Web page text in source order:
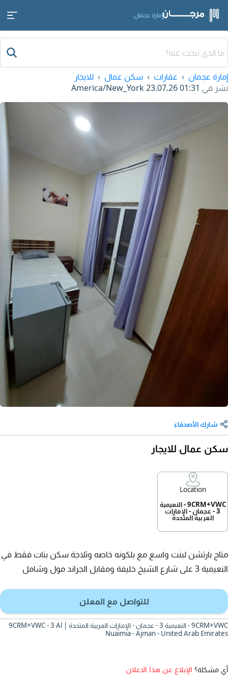
إمارة عجمان
إمارة عجمان عقارات سكن عمال
للايجار
نشر في 23.07.26 01:31
شارك الأصدقاء
سكن عمال للايجار
Location
9CRM+VWC - النعيمية
3 - عجمان - الإمارات
العربية المتحدة
متاح بارتشن لبنت واسع مع بلكونه خاصه وثلاجة سكن بنات فقط في
النعيمية 3 على شارع الشيخ خليفة ومقابل الجراند مول وشامل
للتواصل مع المعلن
9CRM+VWC - النعيمية 3 - عجمان - الإمارات العربية المتحدة | 9CRM+VWC - 3 Al
Nuaimia - Ajman - United Arab Emirates
أي مشكلة؟ الإبلاغ عن هذا الاعلان